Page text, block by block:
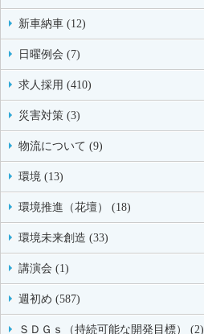
新車納車 (12)
日曜例会 (7)
求人採用 (410)
災害対策 (3)
物流について (9)
環境 (13)
環境推進（花壇） (18)
環境未来創造 (33)
講演会 (1)
週初め (587)
ＳＤＧｓ（持続可能な開発目標） (2)